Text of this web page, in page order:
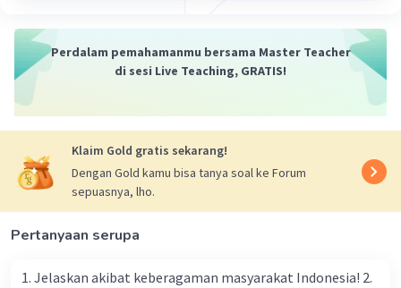
Perdalam pemahamanmu bersama Master Teacher
di sesi Live Teaching, GRATIS!
Klaim Gold gratis sekarang!
Dengan Gold kamu bisa tanya soal ke Forum
sepuasnya, lho.
Pertanyaan serupa
1. Jelaskan akibat keberagaman masyarakat Indonesia! 2.